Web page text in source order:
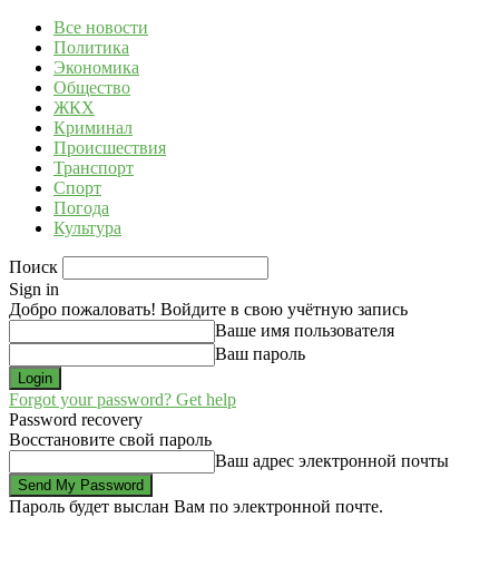
Все новости
Политика
Экономика
Общество
ЖКХ
Криминал
Происшествия
Транспорт
Спорт
Погода
Культура
Поиск
Sign in
Добро пожаловать! Войдите в свою учётную запись
Ваше имя пользователя
Ваш пароль
Forgot your password? Get help
Password recovery
Восстановите свой пароль
Ваш адрес электронной почты
Пароль будет выслан Вам по электронной почте.